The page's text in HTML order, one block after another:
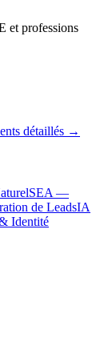
et professions
détaillés →
SEA —
de LeadsIA
Identité